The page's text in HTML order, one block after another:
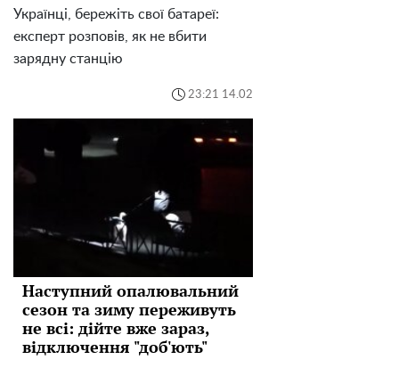
Українці, бережіть свої батареї:
експерт розповів, як не вбити
зарядну станцію
23:21 14.02
Наступний опалювальний
сезон та зиму переживуть
не всі: дійте вже зараз,
відключення "доб'ють"